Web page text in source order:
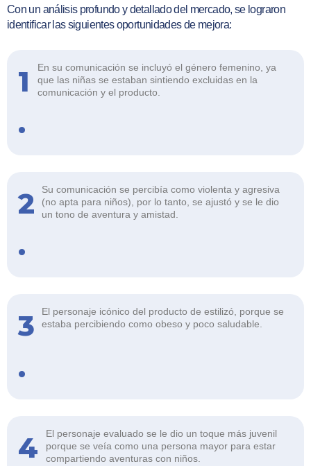
Con un análisis profundo y detallado del mercado, se lograron
identificar las siguientes oportunidades de mejora:
1
.
En su comunicación se incluyó el género femenino, ya
que las niñas se estaban sintiendo excluidas en la
comunicación y el producto.
2
.
Su comunicación se percibía como violenta y agresiva
(no apta para niños), por lo tanto, se ajustó y se le dio
un tono de aventura y amistad.
3
.
El personaje icónico del producto de estilizó, porque se
estaba percibiendo como obeso y poco saludable.
4
El personaje evaluado se le dio un toque más juvenil
porque se veía como una persona mayor para estar
compartiendo aventuras con niños.